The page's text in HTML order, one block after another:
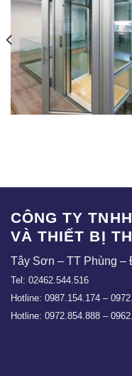
CÔNG TY
VÀ THIẾT BỊ
Tây Sơn – TT Phùng
Tel: 02462.544.516
Hotline: 0987.154.174 –
Hotline: 0972.854.888 –